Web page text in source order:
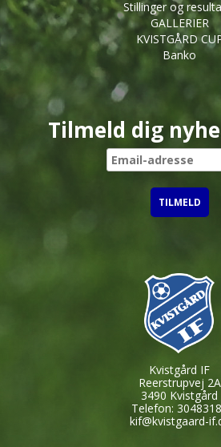
Stillinger og
GALLERIER
KVISTGÅRD
Banko
Tilmeld dig
Kvistgård IF
Reerstrupvej 2A
3490 Kvistgård
Telefon:
kif@kvistgaard-